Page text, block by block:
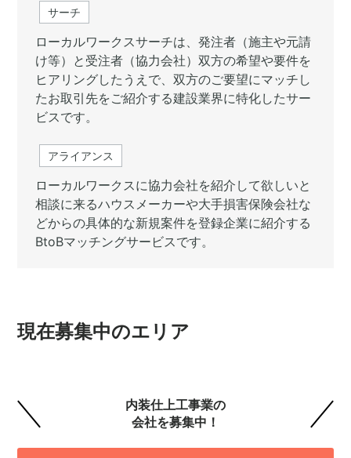
サーチ
ローカルワークスサーチは、発注者（施主や元請
け等）と受注者（協力会社）双方の希望や要件を
ヒアリングしたうえで、双方のご要望にマッチし
たお取引先をご紹介する建設業界に特化したサー
ビスです。
アライアンス
ローカルワークスに協力会社を紹介して欲しいと
相談に来るハウスメーカーや大手損害保険会社な
どからの具体的な新規案件を登録企業に紹介する
BtoBマッチングサービスです。
現在募集中のエリア
内装仕上工事業の
会社を募集中！